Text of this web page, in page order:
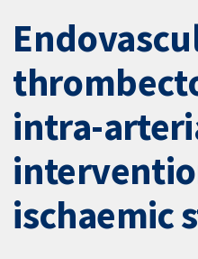
intra-
ischaemic